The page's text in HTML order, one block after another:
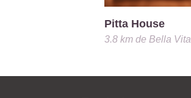
Pitta House
3.8 kmde Bella Vita